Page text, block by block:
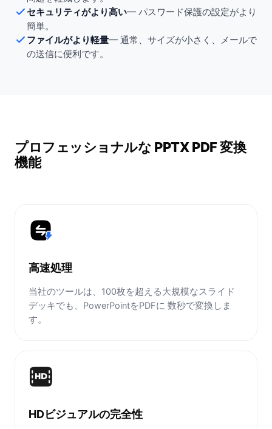
セキュリティがより高い— パスワード保護の設定がより
簡単。
ファイルがより軽量— 通常、サイズが小さく、メールで
の送信に便利です。
プロフェッショナルな PPTX PDF 変換
機能
高速処理
当社のツールは、100枚を超える大規模なスライド
デッキでも、PowerPointをPDFに 数秒で変換しま
す。
HDビジュアルの完全性